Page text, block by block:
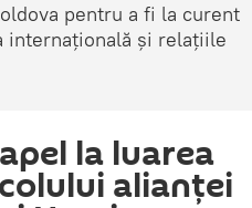
pentru a fi la curent
și relațiile
la luarea
alianței